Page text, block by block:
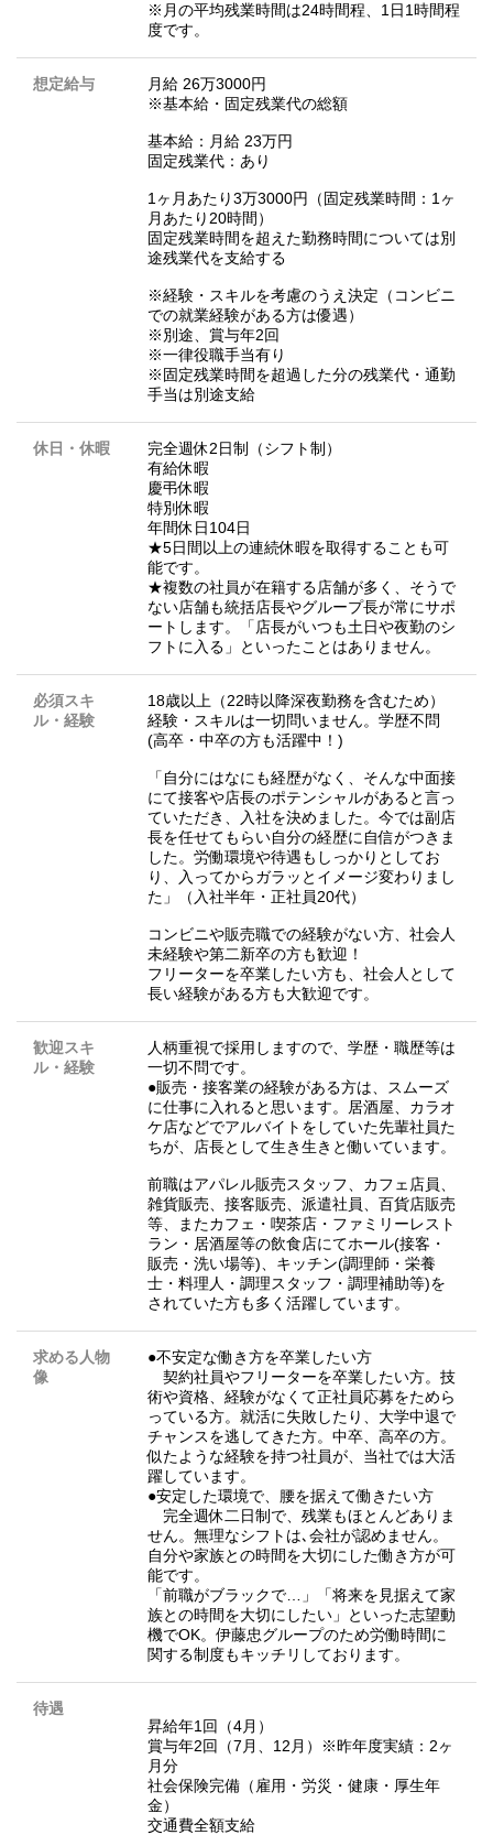
※月の平均残業時間は24時間程、1日1時間程
度です。
想定給与
月給 26万3000円
※基本給・固定残業代の総額
基本給：月給 23万円
固定残業代：あり
1ヶ月あたり3万3000円（固定残業時間：1ヶ
月あたり20時間）
固定残業時間を超えた勤務時間については別
途残業代を支給する
※経験・スキルを考慮のうえ決定（コンビニ
での就業経験がある方は優遇）
※別途、賞与年2回
※一律役職手当有り
※固定残業時間を超過した分の残業代・通勤
手当は別途支給
休日・休暇
完全週休2日制（シフト制）
有給休暇
慶弔休暇
特別休暇
年間休日104日
★5日間以上の連続休暇を取得することも可
能です。
★複数の社員が在籍する店舗が多く、そうで
ない店舗も統括店長やグループ長が常にサポ
ートします。「店長がいつも土日や夜勤のシ
フトに入る」といったことはありません。
必須スキ
ル・経験
18歳以上（22時以降深夜勤務を含むため）
経験・スキルは一切問いません。学歴不問
(高卒・中卒の方も活躍中！)
「自分にはなにも経歴がなく、そんな中面接
にて接客や店長のポテンシャルがあると言っ
ていただき、入社を決めました。今では副店
長を任せてもらい自分の経歴に自信がつきま
した。労働環境や待遇もしっかりとしてお
り、入ってからガラッとイメージ変わりまし
た」（入社半年・正社員20代）
コンビニや販売職での経験がない方、社会人
未経験や第二新卒の方も歓迎！
フリーターを卒業したい方も、社会人として
長い経験がある方も大歓迎です。
歓迎スキ
ル・経験
人柄重視で採用しますので、学歴・職歴等は
一切不問です。
●販売・接客業の経験がある方は、スムーズ
に仕事に入れると思います。居酒屋、カラオ
ケ店などでアルバイトをしていた先輩社員た
ちが、店長として生き生きと働いています。
前職はアパレル販売スタッフ、カフェ店員、
雑貨販売、接客販売、派遣社員、百貨店販売
等、またカフェ・喫茶店・ファミリーレスト
ラン・居酒屋等の飲食店にてホール(接客・
販売・洗い場等)、キッチン(調理師・栄養
士・料理人・調理スタッフ・調理補助等)を
されていた方も多く活躍しています。
求める人物
像
●不安定な働き方を卒業したい方
契約社員やフリーターを卒業したい方。技
術や資格、経験がなくて正社員応募をためら
っている方。就活に失敗したり、大学中退で
チャンスを逃してきた方。中卒、高卒の方。
似たような経験を持つ社員が、当社では大活
躍しています。
●安定した環境で、腰を据えて働きたい方
完全週休二日制で、残業もほとんどありま
せん。無理なシフトは､会社が認めません。
自分や家族との時間を大切にした働き方が可
能です。
「前職がブラックで…」「将来を見据えて家
族との時間を大切にしたい」といった志望動
機でOK。伊藤忠グループのため労働時間に
関する制度もキッチリしております。
待遇
昇給年1回（4月）
賞与年2回（7月、12月）※昨年度実績：2ヶ
月分
社会保険完備（雇用・労災・健康・厚生年
金）
交通費全額支給